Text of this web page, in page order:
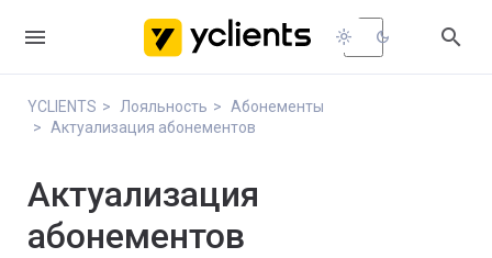
 light_mode dark_mode 
YCLIENTS Лояльность
Абонементы
Актуализация абонементов
Актуализация
абонементов